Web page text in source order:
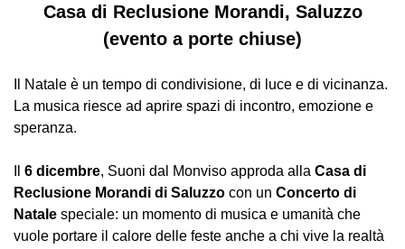
Casa di Reclusione Morandi, Saluzzo
(evento a porte chiuse)
Il Natale è un tempo di condivisione, di luce e di vicinanza.
La musica riesce ad aprire spazi di incontro, emozione e
speranza.
6 dicembre, Suoni dal Monviso approda alla Casa di
Reclusione Morandi di Saluzzo con un Concerto di
Natale speciale: un momento di musica e umanità che
vuole portare il calore delle feste anche a chi vive la realtà